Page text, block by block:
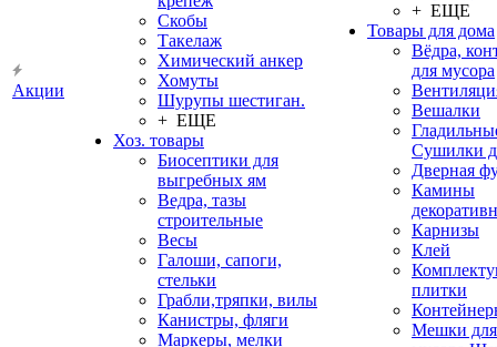
Акции
Скобы
Такелаж
Химический анкер
Хомуты
Шурупы шестиган.
+ ЕЩЕ
Хоз. товары
Биосептики для
выгребных ям
Ведра, тазы
строительные
Весы
Галоши, сапоги,
стельки
Грабли,тряпки, вилы
Канистры, фляги
Маркеры, мелки
+ ЕЩЕ
Товары для дома
Вёдра,
для мусора
Вешалки
Сушилки
Дверная
Камины
Карнизы
Клей
плитки
Мешки для